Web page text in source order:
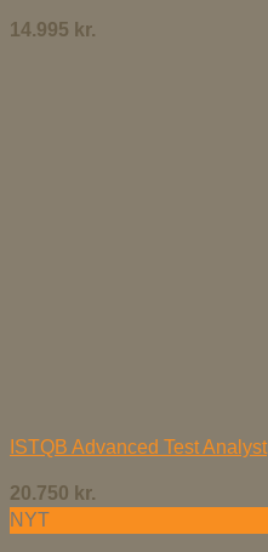
14.995 kr.
ISTQB Advanced Test Analyst
20.750 kr.
NYT